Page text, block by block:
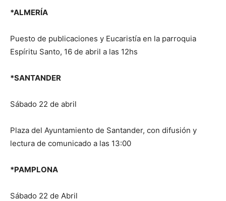
*ALMERÍA
Puesto de publicaciones y Eucaristía en la parroquia
Espíritu Santo, 16 de abril a las 12hs
*SANTANDER
Sábado 22 de abril
Plaza del Ayuntamiento de Santander, con difusión y
lectura de comunicado a las 13:00
*PAMPLONA
Sábado 22 de Abril